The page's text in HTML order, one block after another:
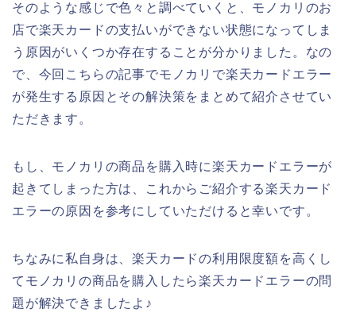
そのような感じで色々と調べていくと、モノカリのお
店で楽天カードの支払いができない状態になってしま
う原因がいくつか存在することが分かりました。なの
で、今回こちらの記事でモノカリで楽天カードエラー
が発生する原因とその解決策をまとめて紹介させてい
ただきます。
もし、モノカリの商品を購入時に楽天カードエラーが
起きてしまった方は、これからご紹介する楽天カード
エラーの原因を参考にしていただけると幸いです。
ちなみに私自身は、楽天カードの利用限度額を高くし
てモノカリの商品を購入したら楽天カードエラーの問
題が解決できましたよ♪